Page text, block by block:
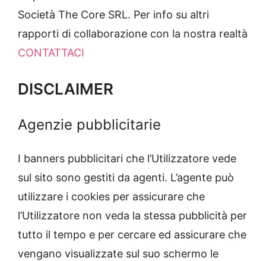
Società The Core SRL. Per info su altri
rapporti di collaborazione con la nostra realtà
CONTATTACI
DISCLAIMER
Agenzie pubblicitarie
I banners pubblicitari che l’Utilizzatore vede
sul sito sono gestiti da agenti. L’agente può
utilizzare i cookies per assicurare che
l’Utilizzatore non veda la stessa pubblicità per
tutto il tempo e per cercare ed assicurare che
vengano visualizzate sul suo schermo le